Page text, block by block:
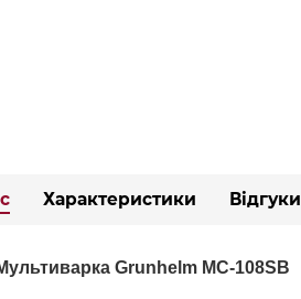
Характеристики Відгуки
Grunhelm MC-108SB